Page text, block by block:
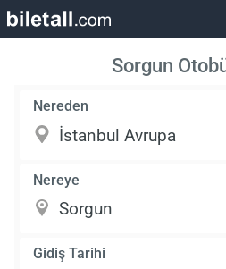
Sorgun
Nereden
Nereye
Gidiş Tarihi